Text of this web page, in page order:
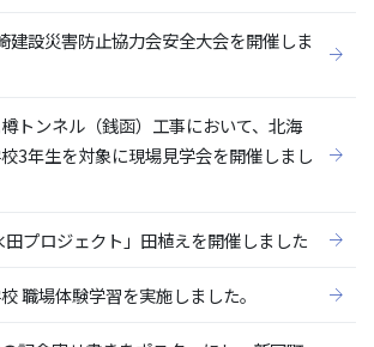
建設災害防止協力会安全大会を開催しま
トンネル（銭函）工事において、北海
3年生を対象に現場見学会を開催しまし
プロジェクト」田植えを開催しました
職場体験学習を実施しました。